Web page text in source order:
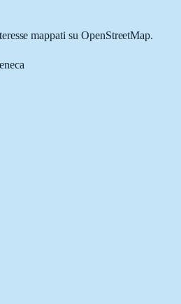
mappati su OpenStreetMap.